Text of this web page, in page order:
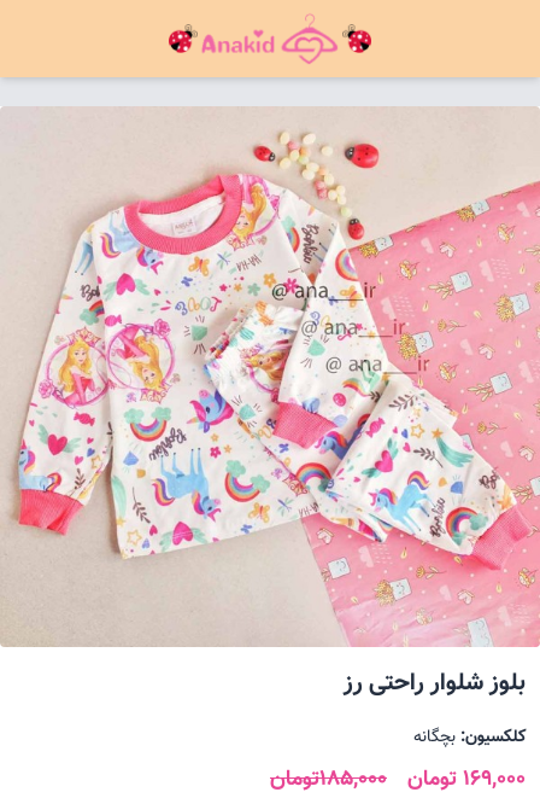
بلوز شلوار راحتی رز
کلکسیون: بچگانه
169,000 تومان 185,000تومان